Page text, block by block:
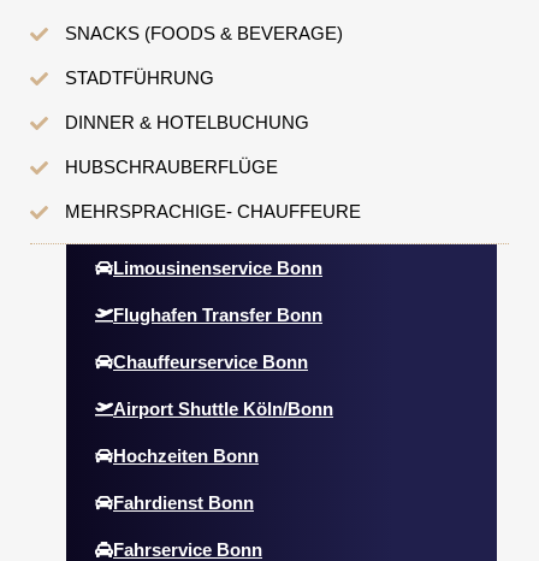
SNACKS (FOODS & BEVERAGE)
STADTFÜHRUNG
DINNER & HOTELBUCHUNG
HUBSCHRAUBERFLÜGE
MEHRSPRACHIGE- CHAUFFEURE
Limousinenservice Bonn
Flughafen Transfer Bonn
Chauffeurservice Bonn
Airport Shuttle Köln/Bonn
Hochzeiten Bonn
Fahrdienst Bonn
Fahrservice Bonn